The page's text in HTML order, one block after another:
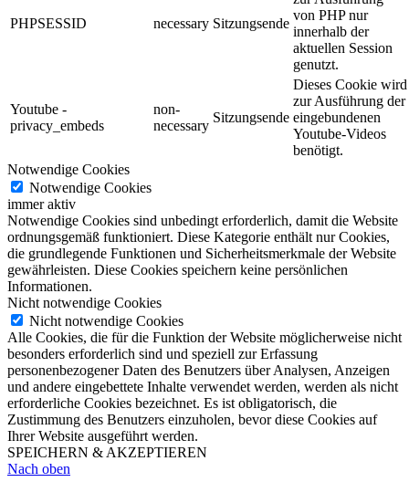
PHPSESSID necessary Sitzungsende
von PHP nur
innerhalb der
aktuellen Session
genutzt.
Youtube -
privacy_embeds
non-
necessary
Sitzungsende
Dieses Cookie wird
zur Ausführung der
eingebundenen
Youtube-Videos
benötigt.
Notwendige Cookies
Notwendige Cookies
immer aktiv
Notwendige Cookies sind unbedingt erforderlich, damit die Website
ordnungsgemäß funktioniert. Diese Kategorie enthält nur Cookies,
die grundlegende Funktionen und Sicherheitsmerkmale der Website
gewährleisten. Diese Cookies speichern keine persönlichen
Informationen.
Nicht notwendige Cookies
Nicht notwendige Cookies
Alle Cookies, die für die Funktion der Website möglicherweise nicht
besonders erforderlich sind und speziell zur Erfassung
personenbezogener Daten des Benutzers über Analysen, Anzeigen
und andere eingebettete Inhalte verwendet werden, werden als nicht
erforderliche Cookies bezeichnet. Es ist obligatorisch, die
Zustimmung des Benutzers einzuholen, bevor diese Cookies auf
Ihrer Website ausgeführt werden.
SPEICHERN & AKZEPTIEREN
Nach oben